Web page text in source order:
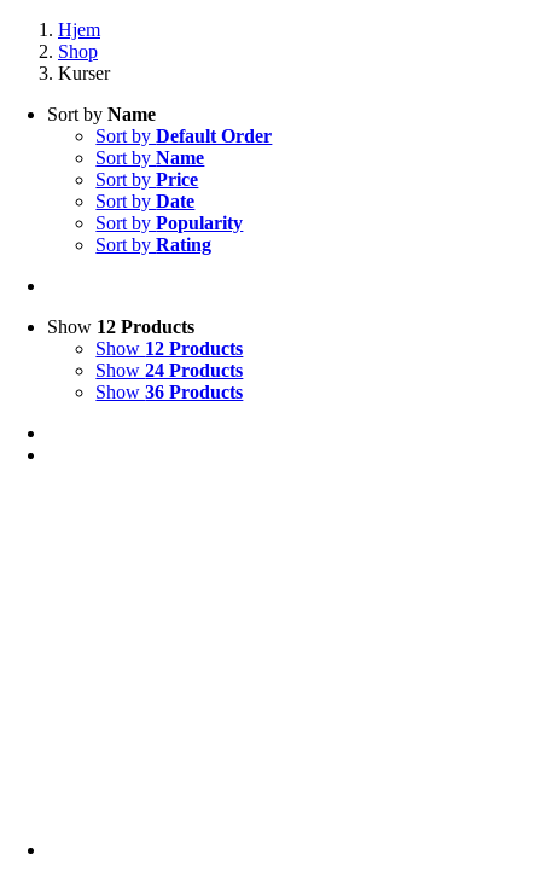
Hjem
Shop
Kurser
Sort byName
Sort byDefault Order
Sort byName
Sort byPrice
Sort byDate
Sort byPopularity
Sort byRating
Show 12 Products
Show 12 Products
Show24 Products
Show36 Products